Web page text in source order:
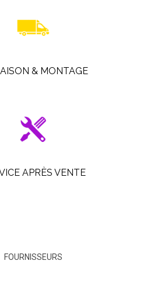
& MONTAGE
APRÈS VENTE
FOURNISSEURS